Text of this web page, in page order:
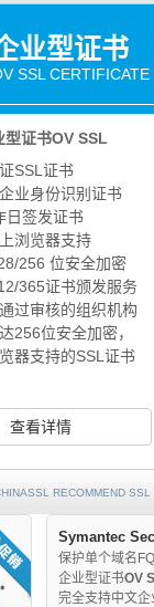
业型证书
SSL CERTIFICATE
型证书OV SSL
SSL证书
业身份识别证书
日签发证书
浏览器支持
256 位安全加密
365证书颁发服务
过审核的组织机构
256位安全加密，
器支持的SSL证书
查看详情
RECOMMEND SSL
Symantec
保护单个域名
企业型证书OV
完全支持中文企